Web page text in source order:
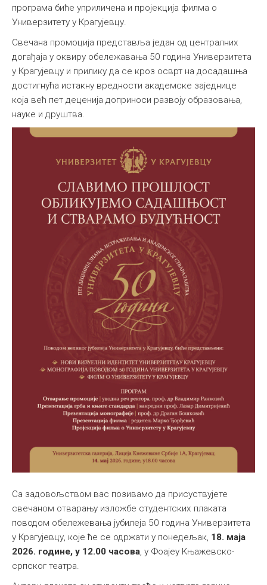
програма биће уприличена и пројекција филма о
Универзитету у Крагујевцу.
Свечана промоција представља један од централних
догађаја у оквиру обележавања 50 година Универзитета
у Крагујевцу и прилику да се кроз осврт на досадашња
достигнућа истакну вредности академске заједнице
која већ пет деценија доприноси развоју образовања,
науке и друштва.
Са задовољством вас позивамо да присуствујете
свечаном отварању изложбе студентских плаката
поводом обележевања јубилеја 50 година Универзитета
у Крагујевцу, које ће се одржати у понедељак, 18. маја
2026. године, у 12.00 часова, у Фоајеу Књажевско-
српског театра.